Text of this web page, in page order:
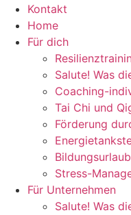
Kontakt
Home
Für dich
Salute! Was
Coaching-
Tai Chi und
Förderung
Stress-
Für Unternehmen
Salute! Was